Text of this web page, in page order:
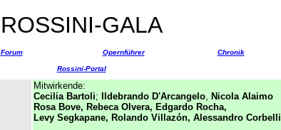
ROSSINI-GALA
Forum Opernführer Chronik
Rossini-Portal
Mitwirkende:
Cecilia Bartoli; Ildebrando D'Arcangelo, Nicola Alaimo
Rosa Bove, Rebeca Olvera, Edgardo Rocha,
Levy Segkapane, Rolando Villazón, Alessandro Corbelli